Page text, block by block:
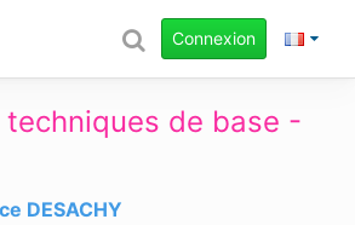
Connexion
de base -
DESACHY